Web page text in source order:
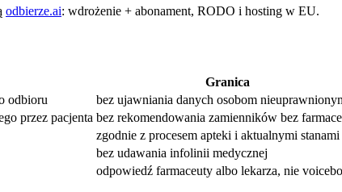
odbierze.ai: wdrożenie + abonament, RODO i hosting w EU.
Granica
odbioru
bez ujawniania danych osobom
przez pacjenta bez rekomendowania zamienników bez
zgodnie z procesem apteki i aktualnymi stanami
bez udawania infolinii medycznej
odpowiedź farmaceuty albo lekarza, nie